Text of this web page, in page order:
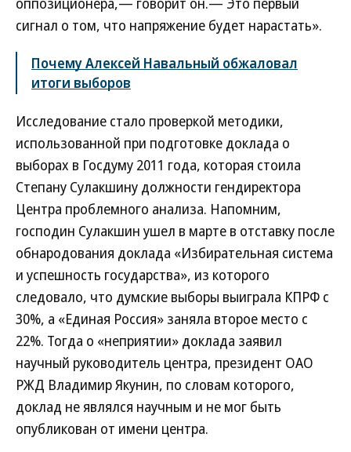
сигнал о том, что напряжение будет нарастать».
Почему Алексей Навальный обжаловал
итоги выборов
Исследование стало проверкой методики,
использованной при подготовке доклада о
выборах в Госдуму 2011 года, которая стоила
Степану Сулакшину должности гендиректора
Центра проблемного анализа. Напомним,
господин Сулакшин ушел в марте в отставку после
обнародования доклада «Избирательная система
и успешность государства», из которого
следовало, что думские выборы выиграла КПРФ с
30%, а «Единая Россия» заняла второе место с
22%. Тогда о «неприятии» доклада заявил
научный руководитель центра, президент ОАО
РЖД Владимир Якунин, по словам которого,
доклад не являлся научным и не мог быть
опубликован от имени центра.